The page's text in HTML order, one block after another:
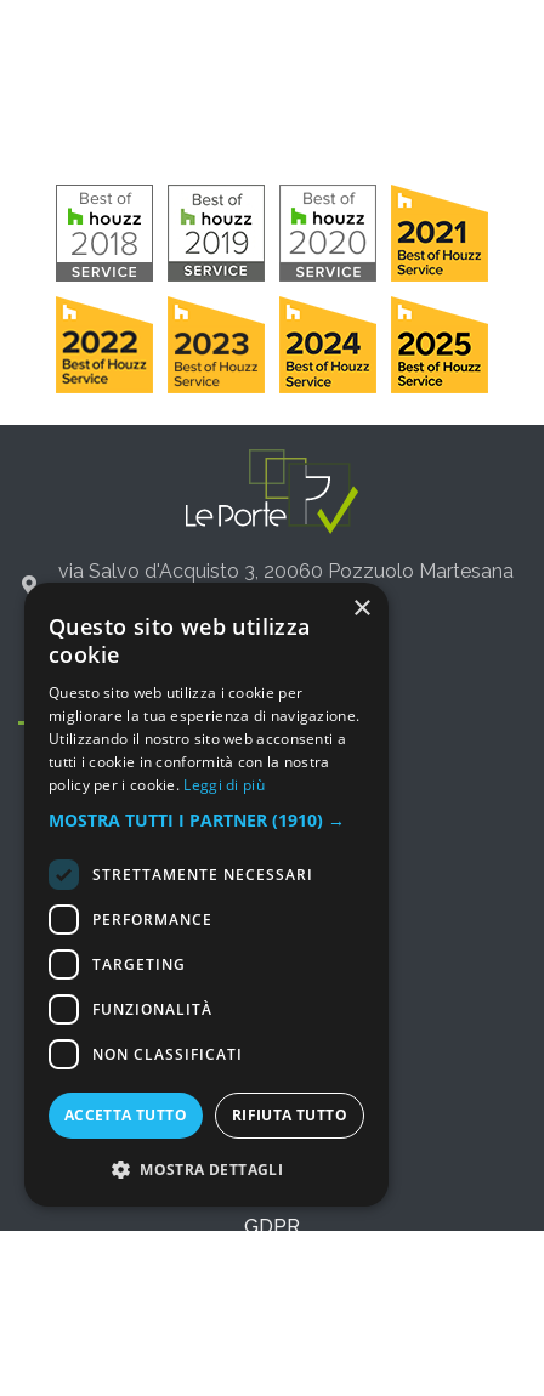
via Salvo d'Acquisto 3, 20060 Pozzuolo Martesana
+39 02 36542775
MENU
Marchi
News
GDPR
×
Questo sito web utilizza
cookie
Questo sito web utilizza i cookie per
migliorare la tua esperienza di navigazione.
Utilizzando il nostro sito web acconsenti a
tutti i cookie in conformità con la nostra
policy per i cookie. Leggi di più
MOSTRA TUTTI I PARTNER (1910) →
STRETTAMENTE NECESSARI
PERFORMANCE
TARGETING
FUNZIONALITÀ
NON CLASSIFICATI
ACCETTA TUTTO RIFIUTA TUTTO
MOSTRA DETTAGLI